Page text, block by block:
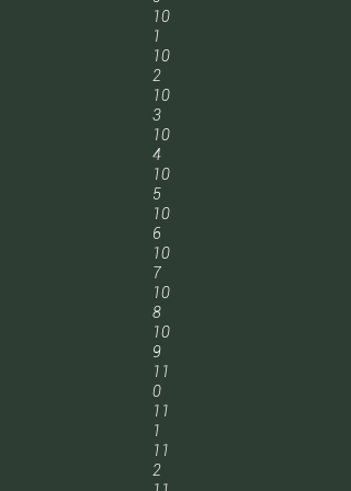
10
1
10
2
10
3
10
4
10
5
10
6
10
7
10
8
10
9
11
0
11
1
11
2